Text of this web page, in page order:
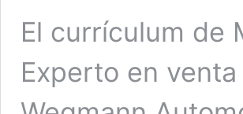
El currículum de
Experto en